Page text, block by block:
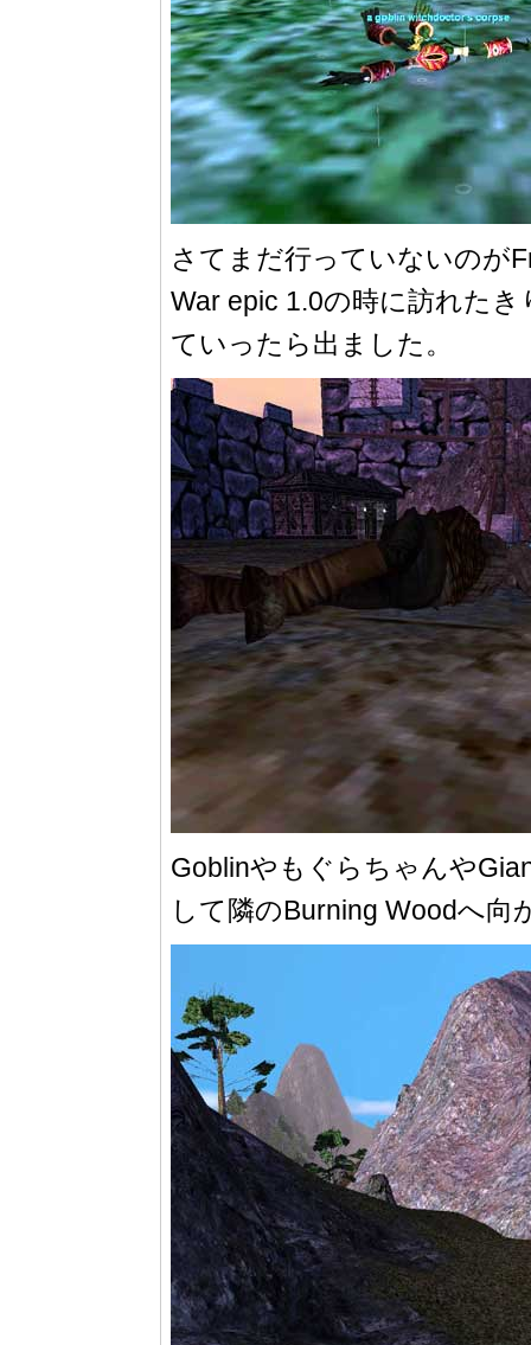
さてまだ行っていないのが
War epic 1.0の時に訪れた
ていったら出ました。
Goblinやもぐらちゃんや
して隣のBurning Woodへ向